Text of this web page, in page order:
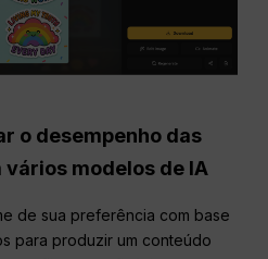
o desempenho das
modelos de IA
de sua preferência com base
para produzir um conteúdo